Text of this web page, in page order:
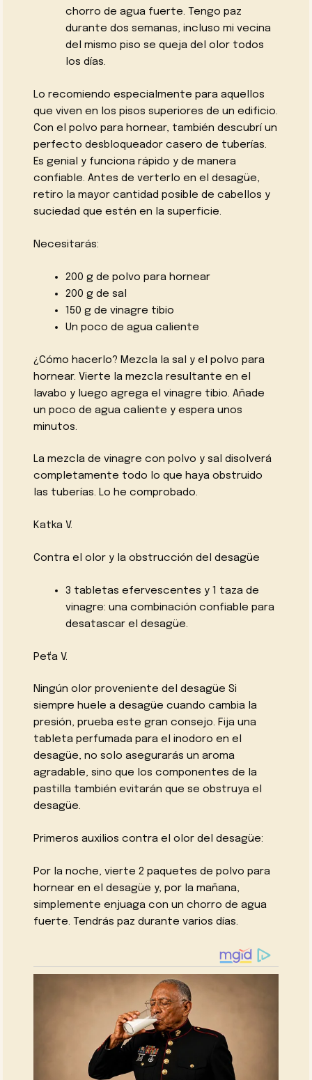
chorro de agua fuerte. Tengo paz
durante dos semanas, incluso mi vecina
del mismo piso se queja del olor todos
los días.
Lo recomiendo especialmente para aquellos
que viven en los pisos superiores de un edificio.
Con el polvo para hornear, también descubrí un
perfecto desbloqueador casero de tuberías.
Es genial y funciona rápido y de manera
confiable. Antes de verterlo en el desagüe,
retiro la mayor cantidad posible de cabellos y
suciedad que estén en la superficie.
Necesitarás:
200 g de polvo para hornear
200 g de sal
150 g de vinagre tibio
Un poco de agua caliente
¿Cómo hacerlo? Mezcla la sal y el polvo para
hornear. Vierte la mezcla resultante en el
lavabo y luego agrega el vinagre tibio. Añade
un poco de agua caliente y espera unos
minutos.
La mezcla de vinagre con polvo y sal disolverá
completamente todo lo que haya obstruido
las tuberías. Lo he comprobado.
Katka V.
Contra el olor y la obstrucción del desagüe
3 tabletas efervescentes y 1 taza de
vinagre: una combinación confiable para
desatascar el desagüe.
Peťa V.
Ningún olor proveniente del desagüe Si
siempre huele a desagüe cuando cambia la
presión, prueba este gran consejo. Fija una
tableta perfumada para el inodoro en el
desagüe, no solo asegurarás un aroma
agradable, sino que los componentes de la
pastilla también evitarán que se obstruya el
desagüe.
Primeros auxilios contra el olor del desagüe:
Por la noche, vierte 2 paquetes de polvo para
hornear en el desagüe y, por la mañana,
simplemente enjuaga con un chorro de agua
fuerte. Tendrás paz durante varios días.